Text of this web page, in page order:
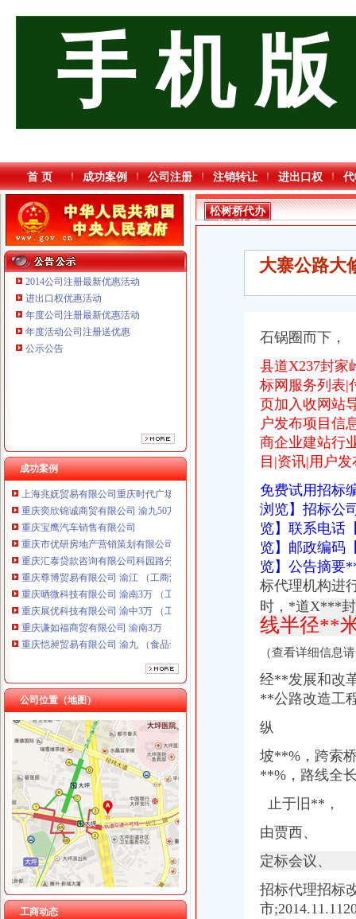
手 机 版
首 页 成功案例 公司注册 注销转让 进出口权
2014公司注册最新优惠活动
进出口权优惠活动
年度公司注册最新优惠活动
年度活动公司注册送优惠
公示公告
成功案例
重庆汇泰贷款咨询有限公司科园路分公司 渝高 （工商注册）
上海兆妩贸易有限公司重庆时代广场分公司 渝中 （工商注册）
重庆奕欣锦诚商贸有限公司 渝九50万 （工商注册）
重庆宝鹰汽车销售有限公司
重庆市优研房地产营销策划有限公司
重庆汇泰贷款咨询有限公司科园路分公司 渝高 （工商注册）
重庆尊博贸易有限公司 渝江 （工商注册）
重庆晒微科技有限公司 渝南3万 （工商注册）
重庆展优科技有限公司 渝中3万 （工商注册）
重庆谦如福商贸有限公司 渝南3万 （公司转让）
重庆恺昶贸易有限公司 渝九 （食品许可证）
重庆市冰岛科技发展有限公司 渝沙50万 （进出口权）
上海兆妩贸易有限公司重庆时代广场分公司 渝中 （工商注册）
公司位置（地图）
工商动态
松树桥代办营业执照
今日早报
经济发展-政和概况-中国竹具工艺城政和
【图】沙坪坝火车站代理注册公司营业执照代理O_重庆工
《途牛发》浪游冲绳感受翡翠七海【多图】_冲绳游记_途牛
【暖秋】（完）我的霓虹国之旅（大阪京都东京）-游山玩水-大众点评
万事通（组图）_网易新闻
注册商标注册申请商标重庆商标注册代理-重庆58同城
万事通(图)_网易新闻
著作权登记代理软件登记代理重庆知识产权今题网
重庆商标转让：房营业执照出租-重庆爱问分类
松树桥代办
营业执照
大寨公路大
石锅圈而下，
县道X237封家
标网服务列表|
页加入收网站
户发布项目信
商企业建站行
目|资讯|用户
免费试用招标
浏览】招标公
览】联系电话
览】邮政编码
览】公告摘
标代理机构进
时，*道X***
线半径**
（查看详细信息
经**发展和改
**公路改造
纵
坡**%，跨索
**%，路线全
止于旧**，
由贾西、
定标会议、
招标代理招标
市